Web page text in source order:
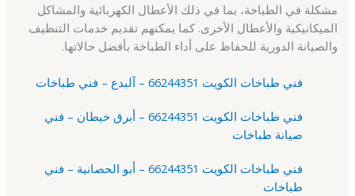
مشكلة في الطباخة، بما في ذلك الأعطال الكهربائية والمشاكل
الميكانيكية والأعطال الأخرى. كما يمكنهم تقديم خدمات التنظيف
والصيانة الدورية للحفاظ على أداء الطباخة بأفضل حالاتها.
فني طباخات الكويت 66244351 – آلبدع – فني طباخات
فني طباخات الكويت 66244351 – أبرق خيطان – فني
صيانة طباخات
فني طباخات الكويت 66244351 – أبو الحصانية – فني
طباخات